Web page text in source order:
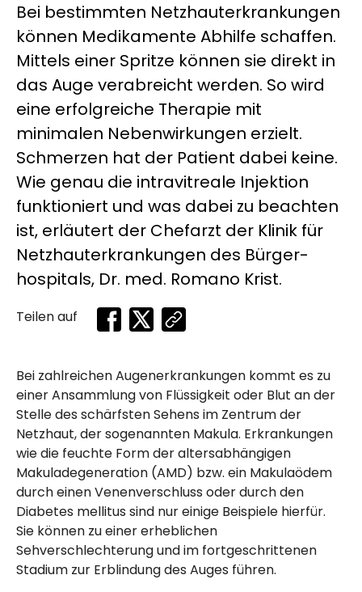
Bei bestimmten Netz­haut­erkran­kungen
können Medikamente Abhilfe schaffen.
Mittels einer Spritze können sie direkt in
das Auge verabreicht werden. So wird
eine erfolgreiche Therapie mit
minimalen Nebenwirkungen erzielt.
Schmerzen hat der Patient dabei keine.
Wie genau die intravitreale Injektion
funktioniert und was dabei zu beachten
ist, erläutert der Chefarzt der Klinik für
Netz­haut­erkran­kungen des Bürger­
hospitals, Dr. med. Romano Krist.
Teilen auf
Bei zahlreichen Augenerkrankungen kommt es zu
einer Ansammlung von Flüssigkeit oder Blut an der
Stelle des schärfsten Sehens im Zentrum der
Netzhaut, der sogenannten Makula. Erkrankungen
wie die feuchte Form der altersabhängigen
Makula­degeneration (AMD) bzw. ein Makulaödem
durch einen Venenverschluss oder durch den
Diabetes mellitus sind nur einige Beispiele hierfür.
Sie können zu einer erheblichen
Sehverschlechterung und im fortgeschrittenen
Stadium zur Erblindung des Auges führen.